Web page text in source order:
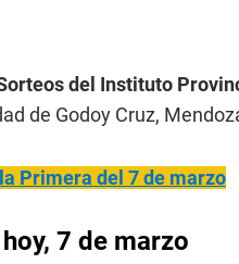
del Instituto
de Godoy Cruz,
Primera del 7 de marzo
7 de marzo